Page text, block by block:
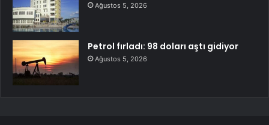
Ağustos 5, 2026
Petrol fırladı: 98 doları aştı gidiyor
Ağustos 5, 2026